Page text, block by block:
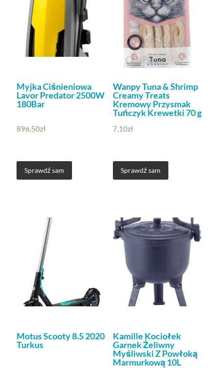
Myjka Ciśnieniowa
Lavor Predator 2500W
180Bar
896,50zł
Sprawdź sam
Wanpy Tuna & Shrimp
Creamy Treats
Kremowy Przysmak
Tuńczyk Krewetki 70 g
7,10zł
Sprawdź sam
Motus Scooty 8.5 2020
Turkus
Kamille Kociołek
Garnek Żeliwny
Myśliwski Z Powłoką
Marmurkową 10L